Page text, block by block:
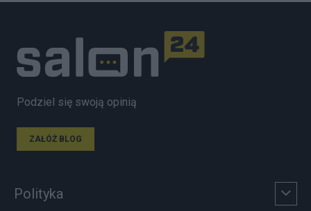
Podziel się swoją opinią
ZAŁÓŻ BLOG
Polityka